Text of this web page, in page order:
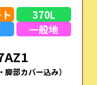
370L
一般地
脚部カバー込み）